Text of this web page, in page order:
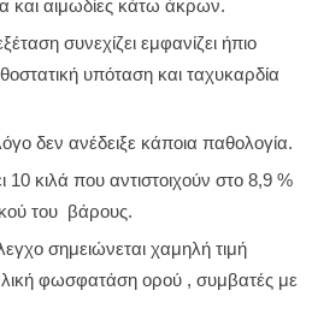
και αιμωδίες κάτω άκρων.
συνεχίζει εμφανίζει ήπιο
υπόταση και ταχυκαρδία
δεν ανέδειξε κάποια παθολογία.
κιλά που αντιστοιχούν στο 8,9 %
του βάρους.
σημειώνεται χαμηλή τιμή
φωσφατάση ορού , συμβατές με